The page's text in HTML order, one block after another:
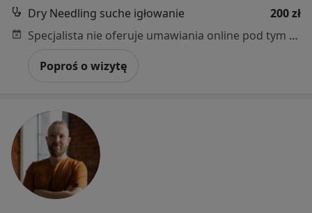
Dry Needling suche igłowanie
200 zł
Specjalista nie oferuje umawiania online pod tym adresem.
Poproś o wizytę